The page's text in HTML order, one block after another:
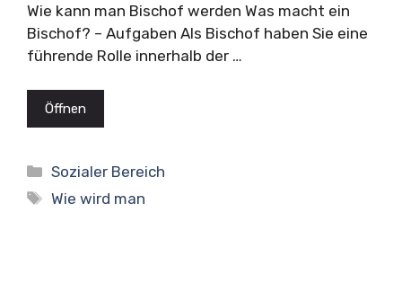
Wie kann man Bischof werden Was macht ein
Bischof? – Aufgaben Als Bischof haben Sie eine
führende Rolle innerhalb der …
Öffnen
Kategorien
Sozialer Bereich
Schlagwörter
Wie wird man